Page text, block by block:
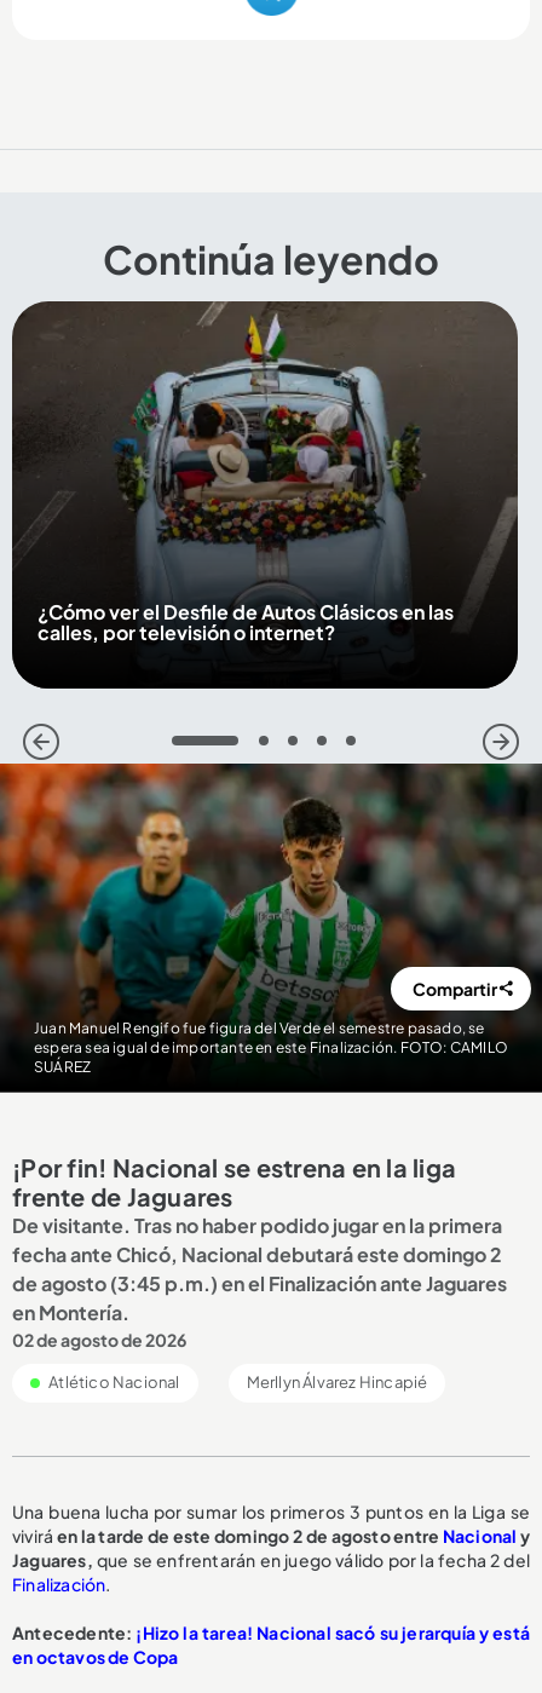
Continúa leyendo
¿Cómo ver el Desfile de Autos Clásicos en las
calles, por televisión o internet?
1 2 3 4 5
Juan Manuel Rengifo fue figura del Verde el semestre pasado, se
espera sea igual de importante en este Finalización. FOTO: CAMILO
SUÁREZ
Compartir
¡Por fin! Nacional se estrena en la liga
frente de Jaguares
De visitante. Tras no haber podido jugar en la primera
fecha ante Chicó, Nacional debutará este domingo 2
de agosto (3:45 p.m.) en el Finalización ante Jaguares
en Montería.
02 de agosto de 2026
Atlético Nacional Merllyn Álvarez Hincapié
Una buena lucha por sumar los primeros 3 puntos en la Liga se
vivirá en la tarde de este domingo 2 de agosto entre Nacional y
Jaguares, que se enfrentarán en juego válido por la fecha 2 del
Finalización.
Antecedente: ¡Hizo la tarea! Nacional sacó su jerarquía y está
en octavos de Copa